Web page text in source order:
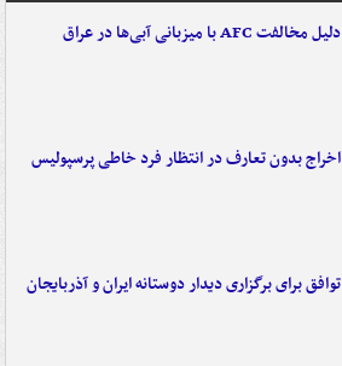
دلیل مخالفت AFC با میزبانی آبی‌ها در عراق
اخراج بدون تعارف در انتظار فرد خاطی پرسپولیس
توافق برای برگزاری دیدار دوستانه ایران و آذربایجان